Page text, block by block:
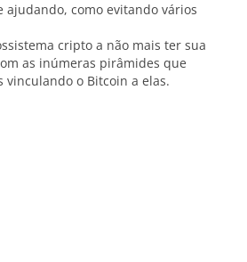
ajudando, como evitando vários
cripto a não mais ter sua
as inúmeras pirâmides que
vinculando o Bitcoin a elas.